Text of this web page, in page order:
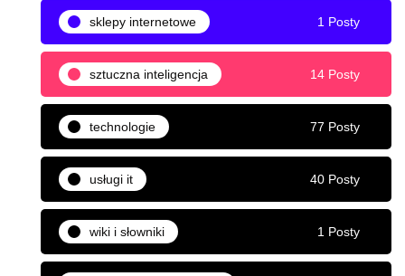
sklepy internetowe 1 Posty
sztuczna inteligencja 14 Posty
technologie 77 Posty
usługi it 40 Posty
wiki i słowniki 1 Posty